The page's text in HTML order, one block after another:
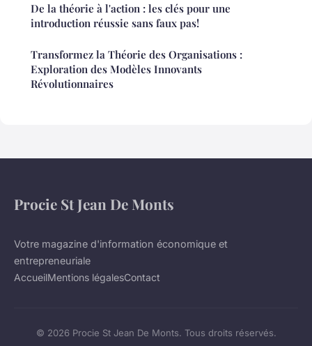
De la théorie à l'action : les clés pour une
introduction réussie sans faux pas!
Transformez la Théorie des Organisations :
Exploration des Modèles Innovants
Révolutionnaires
Procie St Jean De Monts
Votre magazine d'information économique et
entrepreneuriale
AccueilMentions légalesContact
© 2026 Procie St Jean De Monts. Tous droits réservés.